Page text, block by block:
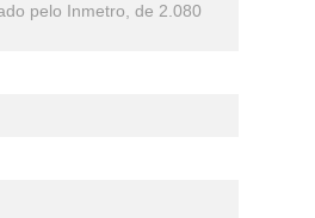
pelo Inmetro, de 2.080